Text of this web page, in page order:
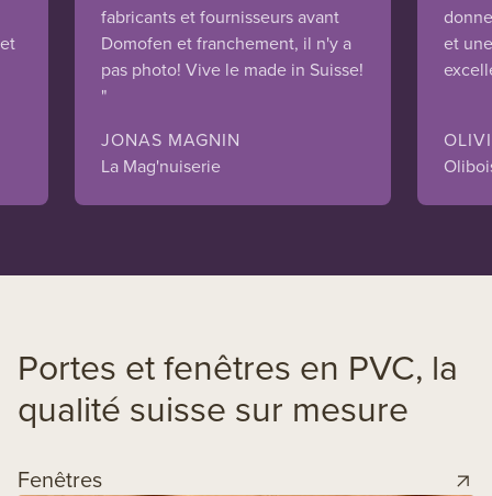
fabricants et fournisseurs avant
Domofen et franchement, il n'y a
pas photo! Vive le made in Suisse!
"
JONAS MAGNIN
La Mag'nuiserie
et
Portes et fenêtres en PVC, la
qualité suisse sur mesure
Fenêtres